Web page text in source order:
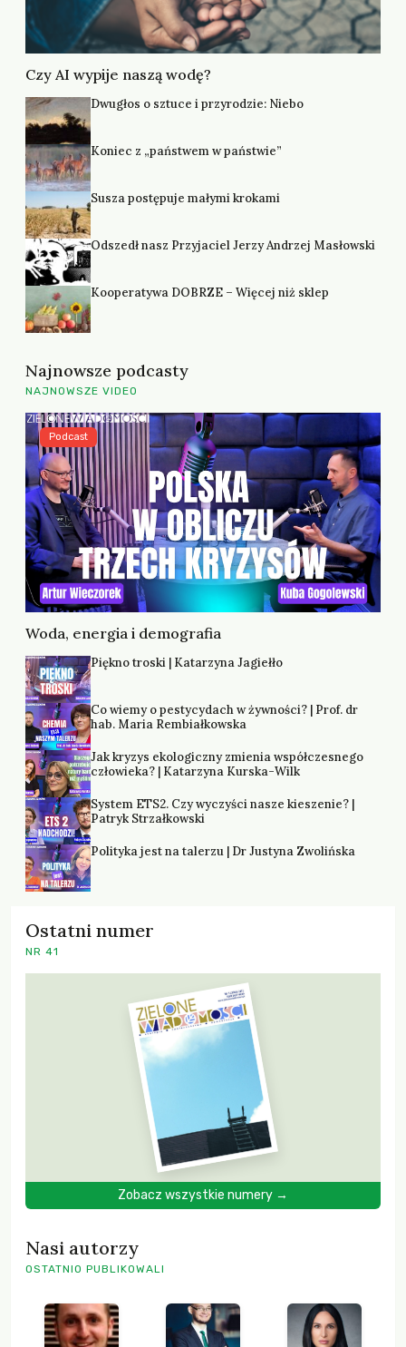
Czy AI wypije naszą wodę?
Dwugłos o sztuce i przyrodzie: Niebo
Koniec z „państwem w państwie”
Susza postępuje małymi krokami
Odszedł nasz Przyjaciel Jerzy Andrzej Masłowski
Kooperatywa DOBRZE – Więcej niż sklep
Najnowsze podcasty
NAJNOWSZE VIDEO
Woda, energia i demografia
Podcast
Piękno troski | Katarzyna Jagiełło
Co wiemy o pestycydach w żywności? | Prof. dr
hab. Maria Rembiałkowska
Jak kryzys ekologiczny zmienia współczesnego
człowieka? | Katarzyna Kurska-Wilk
System ETS2. Czy wyczyści nasze kieszenie? |
Patryk Strzałkowski
Polityka jest na talerzu | Dr Justyna Zwolińska
Ostatni numer
NR 41
Zobacz wszystkie numery →
Nasi autorzy
OSTATNIO PUBLIKOWALI